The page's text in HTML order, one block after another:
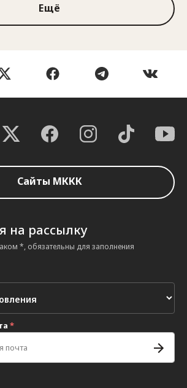
Ещё
Сайты МККК
на рассылку
*, обязательны для заполнения
*